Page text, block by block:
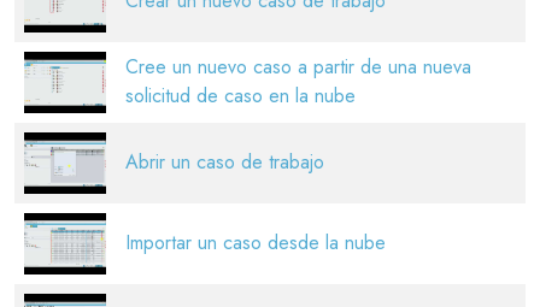
Cree un nuevo caso a partir de una nueva
solicitud de caso en la nube
Abrir un caso de trabajo
Importar un caso desde la nube